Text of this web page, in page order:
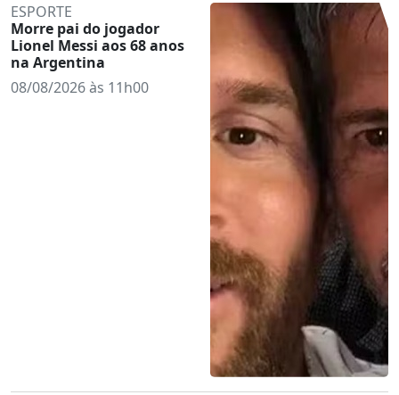
ESPORTE
Morre pai do jogador
Lionel Messi aos 68 anos
na Argentina
08/08/2026 às 11h00